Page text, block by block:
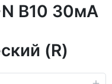
B10 30мА
(R)